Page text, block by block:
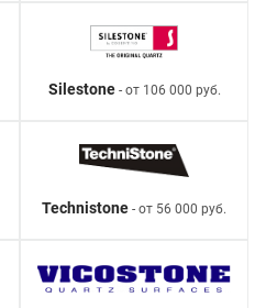
Silestone- от 106 000 руб.
Technistone - от 56 000 руб.